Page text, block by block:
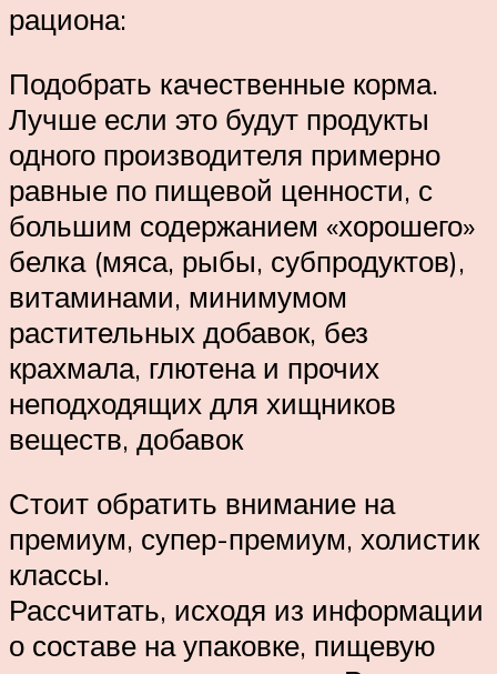
рациона:
Подобрать качественные корма.
Лучше если это будут продукты
одного производителя примерно
равные по пищевой ценности, с
большим содержанием «хорошего»
белка (мяса, рыбы, субпродуктов),
витаминами, минимумом
растительных добавок, без
крахмала, глютена и прочих
неподходящих для хищников
веществ, добавок
Стоит обратить внимание на
премиум, супер-премиум, холистик
классы.
Рассчитать, исходя из информации
о составе на упаковке, пищевую